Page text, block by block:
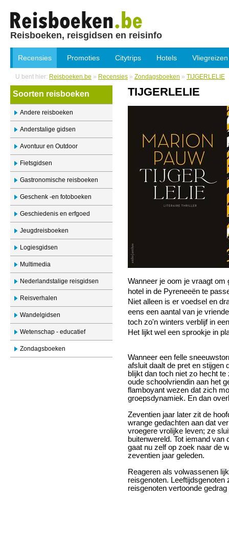
Reisboeken, reisgidsen en reisinfo
Recensies Promoties Citytrips Hotels Vliegreizen
U bent hier: Reisboeken.be » Recensies » Zondagsboeken » TIJGERLELIE
Soorten reisboeken
Andere reisboeken
Anderstalige gidsen
Avontuur en Outdoor
Fietsgidsen
Gastronomische reisboeken
Geschenk -en fotoboeken
Geschiedenis en erfgoed
Jeugdreisboeken
Logiesgidsen
Multimedia
Nederlandstalige reisgidsen
Reisverhalen
Wandelgidsen
Wetenschap - educatief
Zondagsboeken
TIJGERLELIE
Wanneer je oom je vraagt om
hotel in de Pyreneeën te
Niet alleen is er voedsel en
eens een aantal van je
toch zo'n winters verblijf in
Het lijkt wel een sprookje in
Wanneer een felle
afsluit daalt de pret en stijgen
blijkt dan toch niet zo hecht
oude schoolvriendin aan het
flamboyant wezen dat zich
groepsdynamiek. En dan
Zeventien jaar later zit de
wrange gedachten aan dat
vroegere vrolijke leven; ze
buitenwereld. Tot iemand
gaat nu zelf op zoek naar de
zeventien jaar geleden.
Reageren als volwassenen
reisgenoten.
reisgenoten vertoonde gedrag